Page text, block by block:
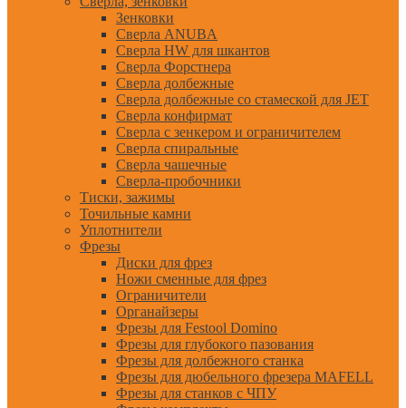
Зенковки
Сверла ANUBA
Сверла HW для шкантов
Сверла Форстнера
Сверла долбежные
Сверла долбежные со стамеской для JET
Сверла конфирмат
Сверла с зенкером и ограничителем
Сверла спиральные
Сверла чашечные
Сверла-пробочники
Тиски, зажимы
Точильные камни
Уплотнители
Фрезы
Диски для фрез
Ножи сменные для фрез
Ограничители
Органайзеры
Фрезы для Festool Domino
Фрезы для глубокого пазования
Фрезы для долбежного станка
Фрезы для дюбельного фрезера MAFELL
Фрезы для станков с ЧПУ